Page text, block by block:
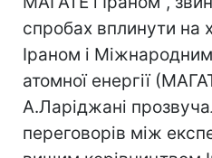
спробах вплинути на
Іраном і
атомної енергії
А.Ларіджані
переговорів між